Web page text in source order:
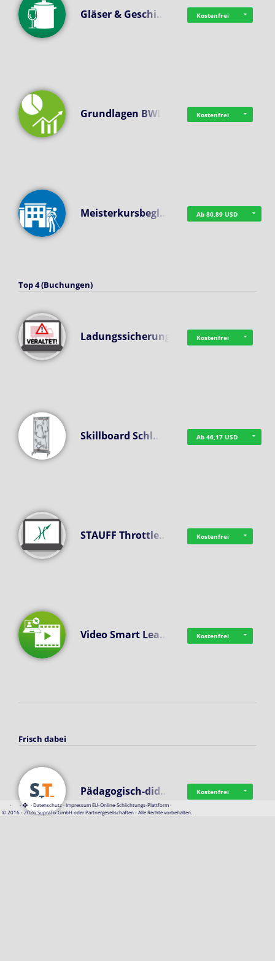
Gläser & Geschi… Kostenfrei
Grundlagen BWL Kostenfrei
Meisterkursbegl… Ab 80,89 USD
Top 4 (Buchungen)
Ladungssicherung Kostenfrei
Skillboard Schl… Ab 46,17 USD
STAUFF Throttle… Kostenfrei
Video Smart Lea… Kostenfrei
Frisch dabei
Pädagogisch-did… Kostenfrei
· · ·Datenschutz·Impressum EU-Online-Schlichtungs-Plattform·
© 2016 - 2026 SupraTix GmbH oder Partnergesellschaften - Alle Rechte vorbehalten.